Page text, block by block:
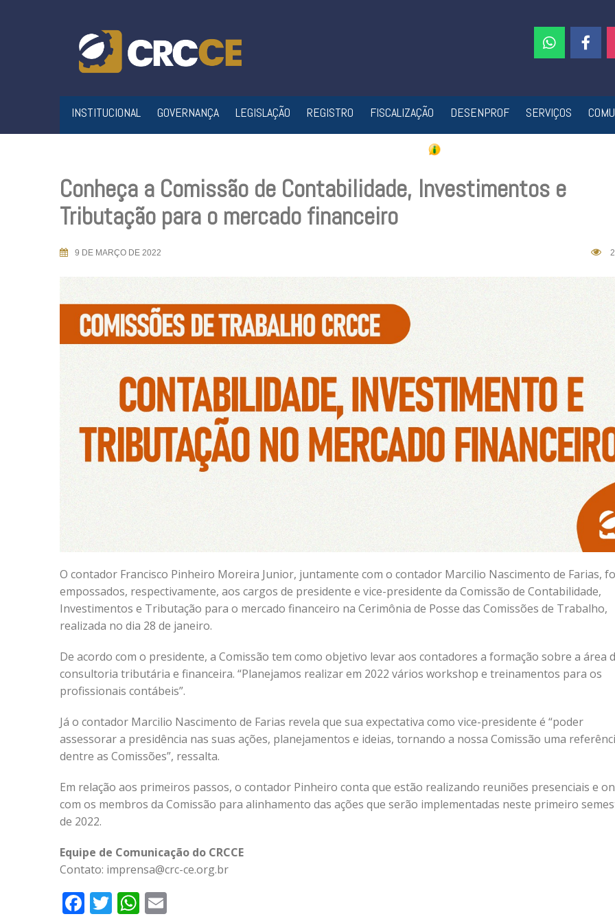
INSTITUCIONAL GOVERNANÇA LEGISLAÇÃO REGISTRO FISCALIZAÇÃO DESENPROF SERVIÇOS
Conheça a Comissão de Contabilidade, Investimentos e
Tributação para o mercado financeiro
9 DE MARÇO DE 2022
O contador Francisco Pinheiro Moreira Junior, juntamente com o contador Marcilio Nascimento de Farias,
empossados, respectivamente, aos cargos de presidente e vice-presidente da Comissão de Contabilidade,
Investimentos e Tributação para o mercado financeiro na Cerimônia de Posse das Comissões de Trabalho,
realizada no dia 28 de janeiro.
De acordo com o presidente, a Comissão tem como objetivo levar aos contadores a formação sobre a área
consultoria tributária e financeira. “Planejamos realizar em 2022 vários workshop e treinamentos para os
profissionais contábeis”.
Já o contador Marcilio Nascimento de Farias revela que sua expectativa como vice-presidente é “poder
assessorar a presidência nas suas ações, planejamentos e ideias, tornando a nossa Comissão uma
dentre as Comissões”, ressalta.
Em relação aos primeiros passos, o contador Pinheiro conta que estão realizando reuniões presenciais e
com os membros da Comissão para alinhamento das ações que serão implementadas neste primeiro
de 2022.
Equipe de Comunicação do CRCCE
Contato: imprensa@crc-ce.org.br
Facebook
TwitterWhatsApp